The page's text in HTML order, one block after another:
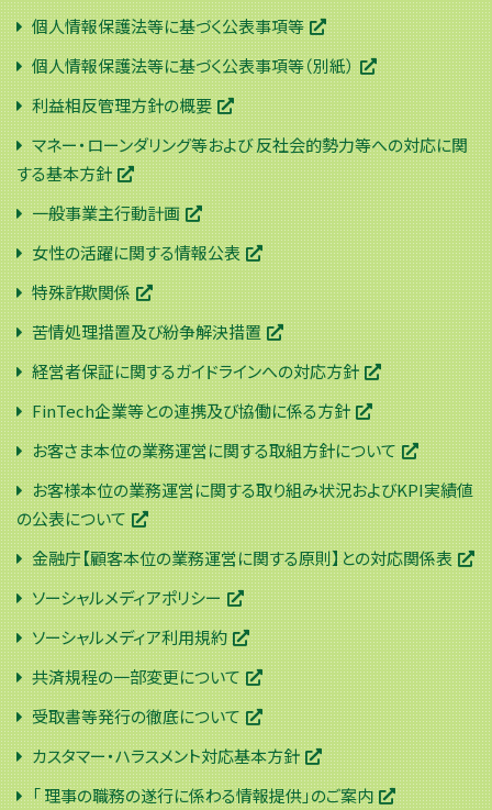
個人情報保護法等に基づく公表事項等
個人情報保護法等に基づく公表事項等（別紙）
利益相反管理方針の概要
マネー・ローンダリング等および 反社会的勢力等への対応に関
する基本方針
一般事業主行動計画
女性の活躍に関する情報公表
特殊詐欺関係
苦情処理措置及び紛争解決措置
経営者保証に関するガイドラインへの対応方針
FinTech企業等との連携及び協働に係る方針
お客さま本位の業務運営に関する取組方針について
お客様本位の業務運営に関する取り組み状況およびKPI実績値
の公表について
金融庁【顧客本位の業務運営に関する原則】との対応関係表
ソーシャルメディアポリシー
ソーシャルメディア利用規約
共済規程の一部変更について
受取書等発行の徹底について
カスタマー・ハラスメント対応基本方針
「 理事の職務の遂行に係わる情報提供」のご案内